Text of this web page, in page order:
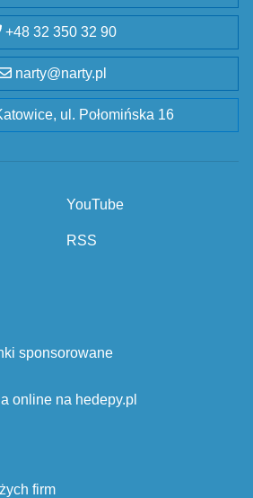
+48 32 350 32 90
narty@narty.pl
ul. Połomińska 16
YouTube
RSS
sponsorowane
online na hedepy.pl
firm